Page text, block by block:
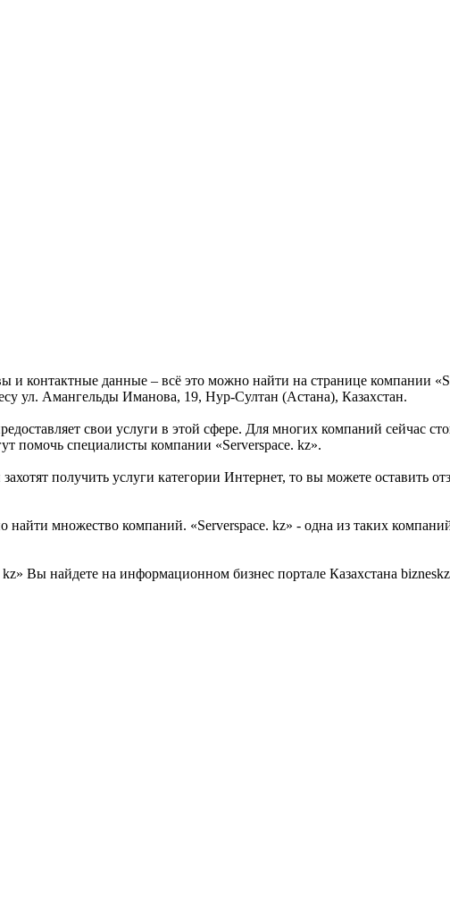
контактные данные – всё это можно найти на странице компании
ул. Амангельды Иманова, 19, Нур-Султан (Астана), Казахстан.
свои услуги в этой сфере. Для многих компаний сейчас
помочь специалисты компании «Serverspace. kz».
получить услуги категории Интернет, то вы можете оставить
множество компаний. «Serverspace. kz» - одна из таких
Вы найдете на информационном бизнес портале Казахстана